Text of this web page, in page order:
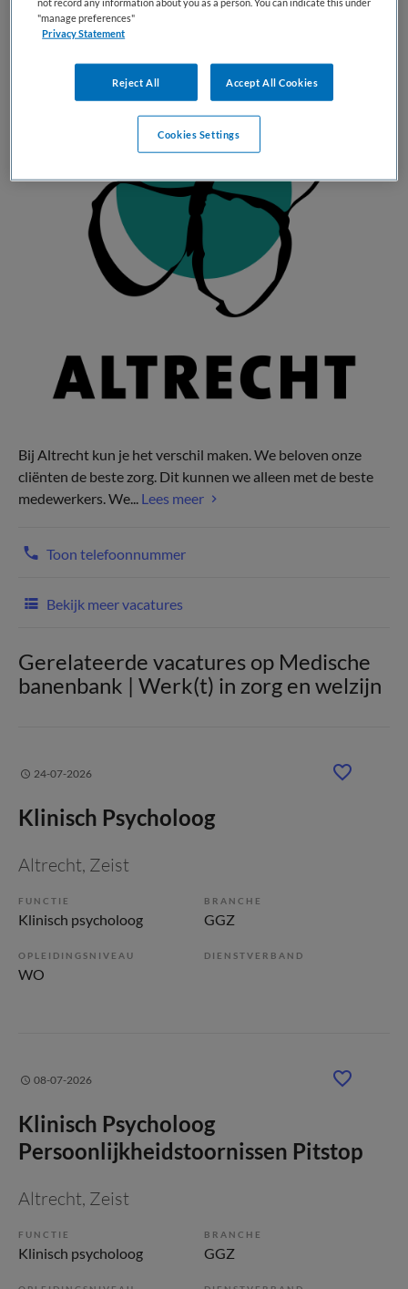
Bij Altrecht kun je het verschil maken. We beloven onze
cliënten de beste zorg. Dit kunnen we alleen met de beste
medewerkers. We... Lees meer
Toon telefoonnummer
Bekijk meer vacatures
Gerelateerde vacatures op Medische
banenbank | Werk(t) in zorg en welzijn
24-07-2026
Klinisch Psycholoog
Altrecht, Zeist
FUNCTIE
Klinisch psycholoog
BRANCHE
GGZ
OPLEIDINGSNIVEAU
WO
DIENSTVERBAND
08-07-2026
Klinisch Psycholoog
Persoonlijkheidstoornissen Pitstop
Altrecht, Zeist
FUNCTIE
Klinisch psycholoog
BRANCHE
GGZ
"manage preferences"
Privacy Statement
Reject All Accept All Cookies
Cookies Settings